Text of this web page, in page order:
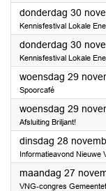
donderdag 30
Kennisfestival Lokale
donderdag 30
Kennisfestival Lokale
woensdag 29
Spoorcafé
woensdag 29
Afsluiting Briljant!
dinsdag 28
Informatieavond Nieuwe
maandag 27
VNG-congres